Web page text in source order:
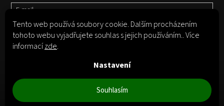
Tento web používá soubory cookie. Dalším procházením
tohoto webu vyjadřujete souhlas s jejich používáním.. Více
informacízde.
Nastavení
Souhlasím
E-mail
Vložením e-mailu souhlasíte spodmínkami ochrany osobních údajů